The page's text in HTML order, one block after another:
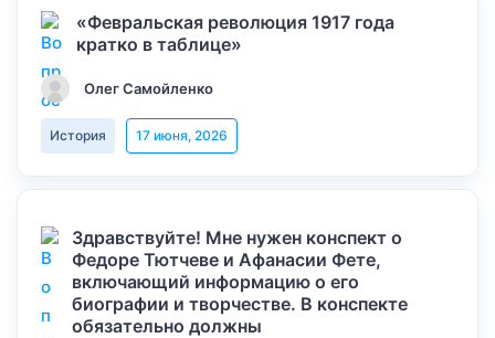
«Февральская революция 1917 года
кратко в таблице»
Олег Самойленко
История 17 июня, 2026
Здравствуйте! Мне нужен конспект о
Федоре Тютчеве и Афанасии Фете,
включающий информацию о его
биографии и творчестве. В конспекте
обязательно должны